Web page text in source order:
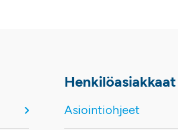
Henkilöasiakkaat
Asiointiohjeet